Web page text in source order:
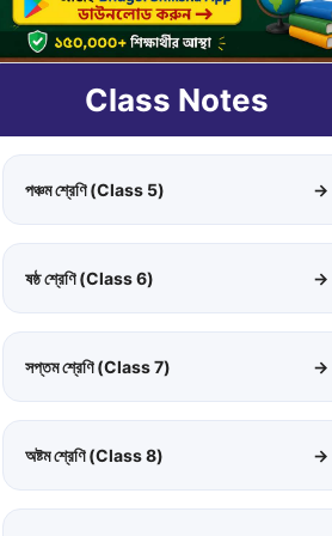
Class Notes
পঞ্চম শ্রেণি (Class 5) →
ষষ্ঠ শ্রেণি (Class 6) →
সপ্তম শ্রেণি (Class 7) →
অষ্টম শ্রেণি (Class 8) →